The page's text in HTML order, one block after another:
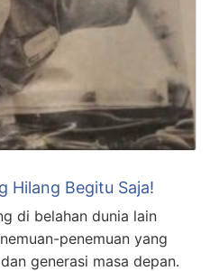
Hilang Begitu Saja!
di belahan dunia lain
penemuan yang
generasi masa depan.